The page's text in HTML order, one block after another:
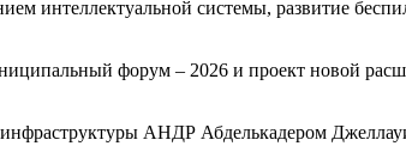
интеллектуальной системы, развитие
форум – 2026 и проект новой
АНДР Абделькадером